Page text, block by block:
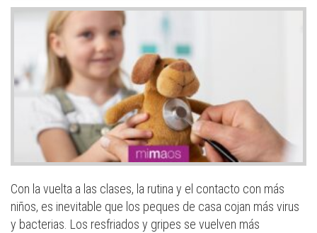
Con la vuelta a las clases, la rutina y el contacto con más
niños, es inevitable que los peques de casa cojan más virus
y bacterias. Los resfriados y gripes se vuelven más